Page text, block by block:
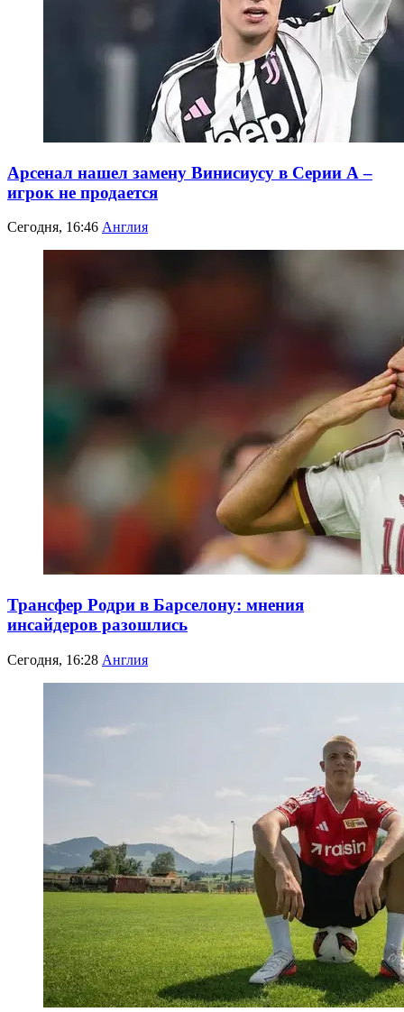
Арсенал нашел замену Винисиусу в Серии А –
игрок не продается
Сегодня, 16:46 Англия
Трансфер Родри в Барселону: мнения
инсайдеров разошлись
Сегодня, 16:28 Англия